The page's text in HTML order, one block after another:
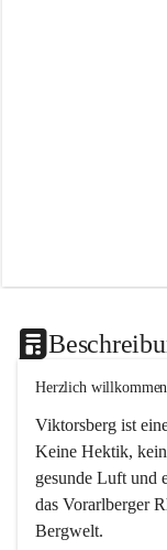
Herzlich
Viktorsberg ist
Keine Hektik,
gesunde Luft und
das Vorarlberger
Bergwelt.